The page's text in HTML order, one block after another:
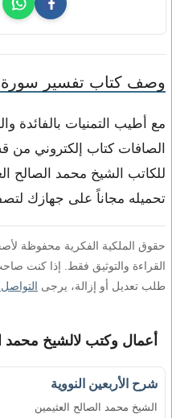
وصف كتاب تفسير سورة
مع أطيب التمنيات بالفائدة
الصافات كتاب إلكتروني من
للكاتب الشيخ محمد الصالح
تحميله مجاناً على جهازك
حقوق الملكية الفكرية محفوظة
القراءة والتوثيق فقط. إذا كنت
طلب تعديل أو إزالة، يرجى
أعمال وكتب لالشيخ محمد
شرح الأربعين النووية
الشيخ محمد الصالح العثيمين